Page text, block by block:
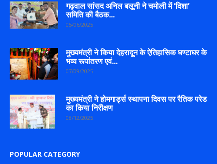
गढ़वाल सांसद अनिल बलूनी ने चमोली में ‘दिशा’
समिति की बैठक...
05/06/2025
मुख्यमंत्री ने किया देहरादून के ऐतिहासिक घण्टाघर के
भव्य रूपांतरण एवं...
07/09/2025
मुख्यमंत्री ने होमगार्ड्स स्थापना दिवस पर रैतिक परेड
का किया निरीक्षण
08/12/2025
POPULAR CATEGORY